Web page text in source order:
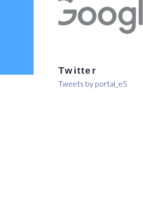
Twitter
Tweets by portal_e5